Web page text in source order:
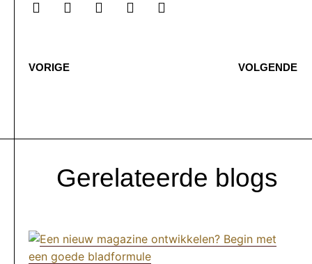
VORIGE VOLGENDE
Gerelateerde blogs